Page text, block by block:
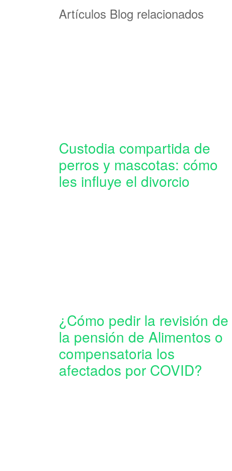
Artículos Blog relacionados
Custodia compartida de
perros y mascotas: cómo
les influye el divorcio
¿Cómo pedir la revisión de
la pensión de Alimentos o
compensatoria los
afectados por COVID?